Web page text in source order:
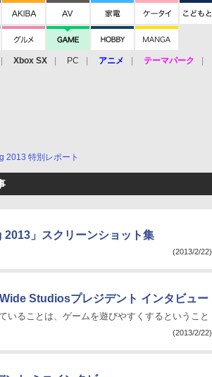
Xbox SX PC アニメ テーマパーク
2013 特別レポート
2013」スクリーンショット集
(2013/2/22)
Studiosプレジデント インタビュー
いることは、ゲームを遊びやすくするということ
(2013/2/22)